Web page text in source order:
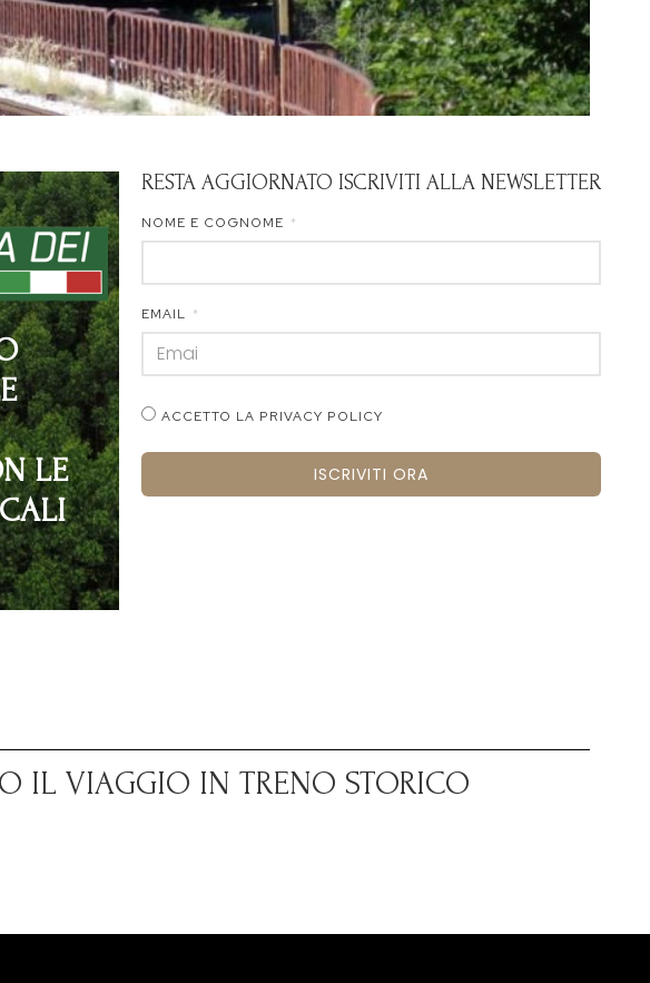
LE
RESTA AGGIORNATO ISCRIVITI ALLA NEWSLETTER
NOME E COGNOME
EMAIL
ACCETTO LA PRIVACY POLICY
ISCRIVITI ORA
IL VIAGGIO IN TRENO STORICO